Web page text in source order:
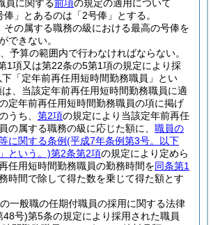
員に関する前項の規定の適用について
俸」とあるのは「2号俸」とする。
その属する職務の級における最高の号俸を
できない。
予算の範囲内で行わなければならない。
1項又は第22条の5第1項の規定により採
下「定年前再任用短時間勤務職員」とい
、当該定年前再任用短時間勤務職員に適
定年前再任用短時間勤務職員の項に掲げ
うち、 第2項の規定により当該定年前再任
の属する職務の級に応じた額に、 職員の
に関する条例(平成7年条例第3号。以下
という。)第2条第2項の規定により定めら
任用短時間勤務職員の勤務時間を同条第1
時間で除して得た数を乗じて得た額とす
一般職の任期付職員の採用に関する法律
48号)第5条の規定により採用された職員